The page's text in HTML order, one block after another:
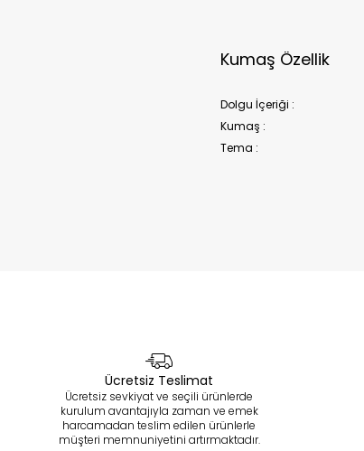
Kumaş Özellik
Dolgu İçeriği :
Kumaş :
Tema :
Ücretsiz Teslimat
Ücretsiz sevkiyat ve seçili ürünlerde
kurulum avantajıyla zaman ve emek
harcamadan teslim edilen ürünlerle
müşteri memnuniyetini artırmaktadır.